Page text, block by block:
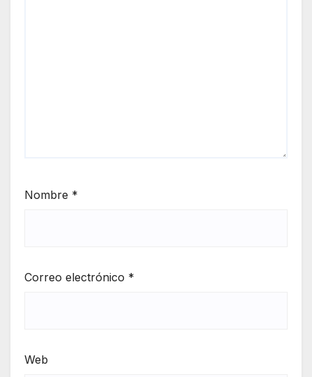
Nombre *
Correo electrónico *
Web